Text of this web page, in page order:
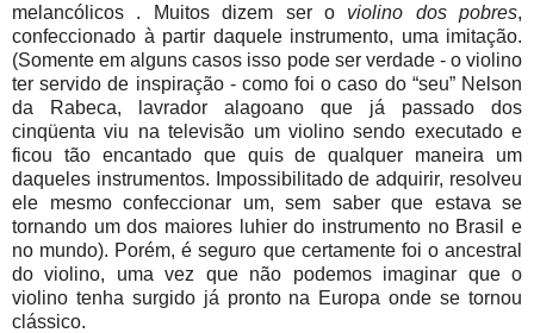
melancólicos . Muitos dizem ser o violino dos pobres,
confeccionado à partir daquele instrumento, uma imitação.
(Somente em alguns casos isso pode ser verdade - o violino
ter servido de inspiração - como foi o caso do “seu” Nelson
da Rabeca, lavrador alagoano que já passado dos
cinqüenta viu na televisão um violino sendo executado e
ficou tão encantado que quis de qualquer maneira um
daqueles instrumentos. Impossibilitado de adquirir, resolveu
ele mesmo confeccionar um, sem saber que estava se
tornando um dos maiores luhier do instrumento no Brasil e
no mundo). Porém, é seguro que certamente foi o ancestral
do violino, uma vez que não podemos imaginar que o
violino tenha surgido já pronto na Europa onde se tornou
clássico.